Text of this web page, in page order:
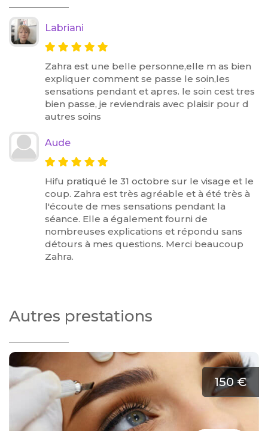
Labriani
Zahra est une belle personne,elle m as bien
expliquer comment se passe le soin,les
sensations pendant et apres. le soin cest tres
bien passe, je reviendrais avec plaisir pour d
autres soins
Aude
Hifu pratiqué le 31 octobre sur le visage et le
coup. Zahra est très agréable et à été très à
l'écoute de mes sensations pendant la
séance. Elle a également fourni de
nombreuses explications et répondu sans
détours à mes questions. Merci beaucoup
Zahra.
Autres prestations
150 €